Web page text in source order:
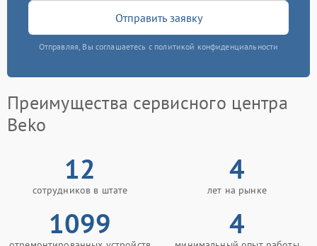
Отправить заявку
Отправляя, Вы соглашаетесь с политикой конфиденциальности
Преимущества сервисного центра
Beko
12
сотрудников в штате
4
лет на рынке
1099 4